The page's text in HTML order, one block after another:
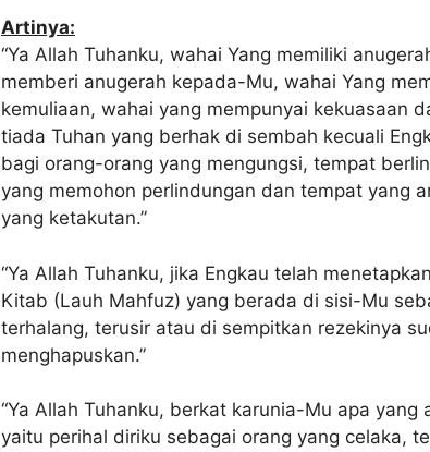
Artinya:
“Ya Allah Tuhanku, wahai Yang memiliki
memberi anugerah kepada-Mu, wahai Yang
kemuliaan, wahai yang mempunyai kekuasaan
tiada Tuhan yang berhak di sembah kecuali
bagi orang-orang yang mengungsi, tempat
yang memohon perlindungan dan tempat yang
yang ketakutan.”
“Ya Allah Tuhanku, jika Engkau telah
Kitab (Lauh Mahfuz) yang berada di sisi-Mu
terhalang, terusir atau di sempitkan rezekinya
menghapuskan.”
“Ya Allah Tuhanku, berkat karunia-Mu apa yang
yaitu perihal diriku sebagai orang yang celaka,